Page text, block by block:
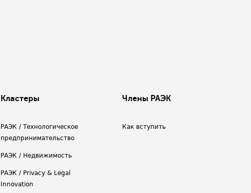
Кластеры
РАЭК / Технологическое
предпринимательство
РАЭК / Недвижимость
РАЭК / Privacy & Legal
Innovation
Члены РАЭК
Как вступить